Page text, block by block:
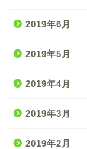
2019年6月
2019年5月
2019年4月
2019年3月
2019年2月